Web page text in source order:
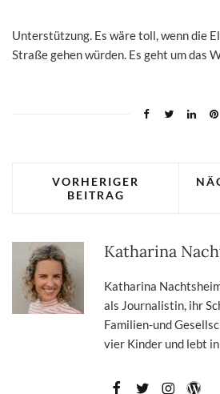
Unterstützung. Es wäre toll, wenn die
Straße gehen würden. Es geht um das
VORHERIGER
BEITRAG
Katharina
Katharina
als Journalistin, ihr
Familien-und
vier Kinder und lebt